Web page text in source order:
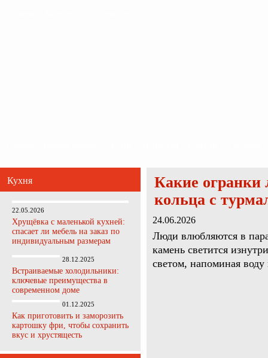
Кухня
22.05.2026
Хрущёвка с маленькой кухней:
спасает ли мебель на заказ по
индивидуальным размерам
28.12.2025
Встраиваемые холодильники:
ключевые преимущества в
современном доме
01.12.2025
Как приготовить и заморозить
картошку фри, чтобы сохранить
вкус и хрустящесть
Какие огранки
кольца с
24.06.2026
Люди влюбляются в
камень светится
светом, напоминая воду